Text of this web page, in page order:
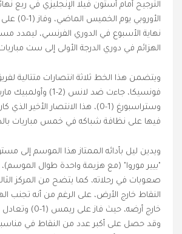
الترجيح أمام أستون فيلا الإنجليزي في ربع
الأوروبي
نهاية الأسبوع في الدوري الفرنسي، ليمدد
الهزائم في دوري الدرجة الأولى إلى ست
ويتضمن هذا الخط ثلاثة انتصارات متتالية
وستراسبورغ (1-0)، هذا الانتصار
فيها على نظافة شباكه في خمس مباريات
ويدين ليل بأدائه الممتاز هذا الموسم إلى
"بيير موروا" (مع هزيمة واحدة طوال الموسم)،
صعوبات في رحلاته، كما يتضح من المركز
النقاط خارج الأرض، على الرغم من أنه تجنب
وقد حصل على أكبر عدد من النقاط في